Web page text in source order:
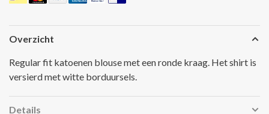
Overzicht
Regular fit katoenen blouse met een ronde kraag. Het shirt is
versierd met witte borduursels.
Details